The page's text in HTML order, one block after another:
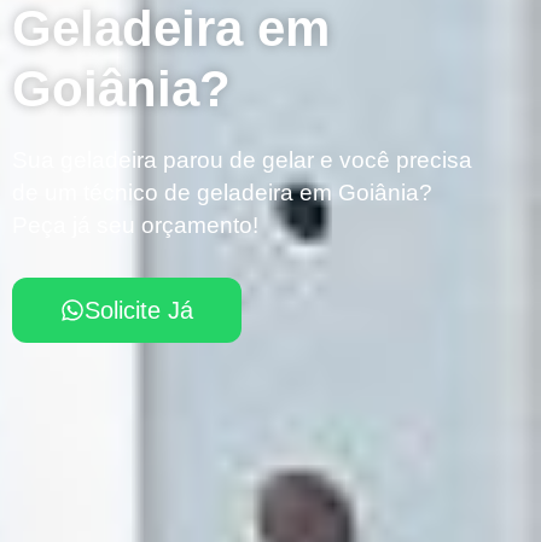
Geladeira em
Goiânia?
Sua geladeira parou de gelar e você precisa
de um técnico de geladeira em Goiânia?
Peça já seu orçamento!
Solicite Já